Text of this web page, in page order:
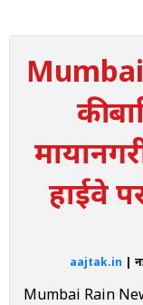
Pune Rain: बारिश
10:37 AM
Mumbai Rain
10:31 AM
Railway tracks
10:18 AM
Pune Landslide:
10:18 AM
की
हाईवे
aajtak.in |
Mumbai Rain